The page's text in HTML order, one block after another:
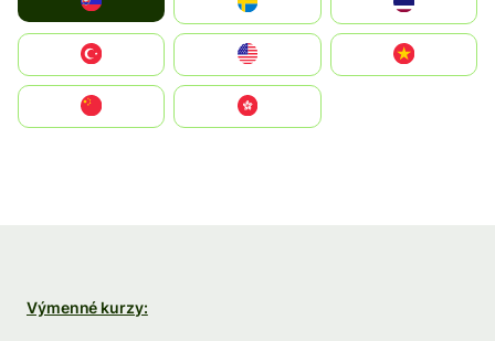
United States
中國香港特別行政區
Výmenné kurzy: